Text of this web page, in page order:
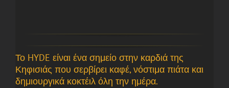
Το HYDE είναι ένα σημείο στην καρδιά της
Κηφισιάς που σερβίρει καφέ, νόστιμα πιάτα και
δημιουργικά κοκτέιλ όλη την ημέρα.